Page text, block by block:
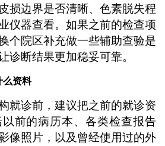
损边界是否清晰、色素脱失程
仪器查看。如果之前的检查项
个院区补充做一些辅助查验是
诊断结果更加稳妥可靠。
么资料
就诊前，建议把之前的就诊资
前的病历本、各类检查报告
像照片，以及曾经使用过的外